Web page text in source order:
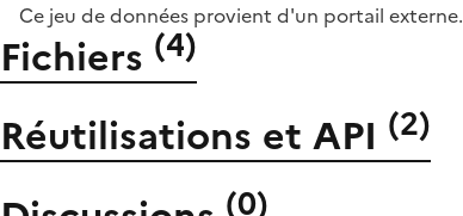
Ce jeu de données provient d'un portail externe.
Fichiers (4)
Réutilisations et API (2)
(0)